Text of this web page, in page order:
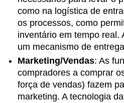
como na logística de
os processos, como
inventário em tempo real.
um mecanismo de
Marketing/Vendas: As
compradores a comprar
força de vendas) fazem
marketing. A tecnologia